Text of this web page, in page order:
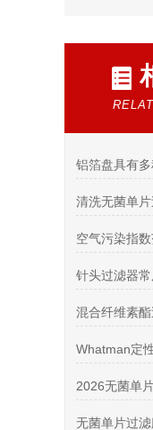
铝箔盘具有
针头过滤器
混合纤维素